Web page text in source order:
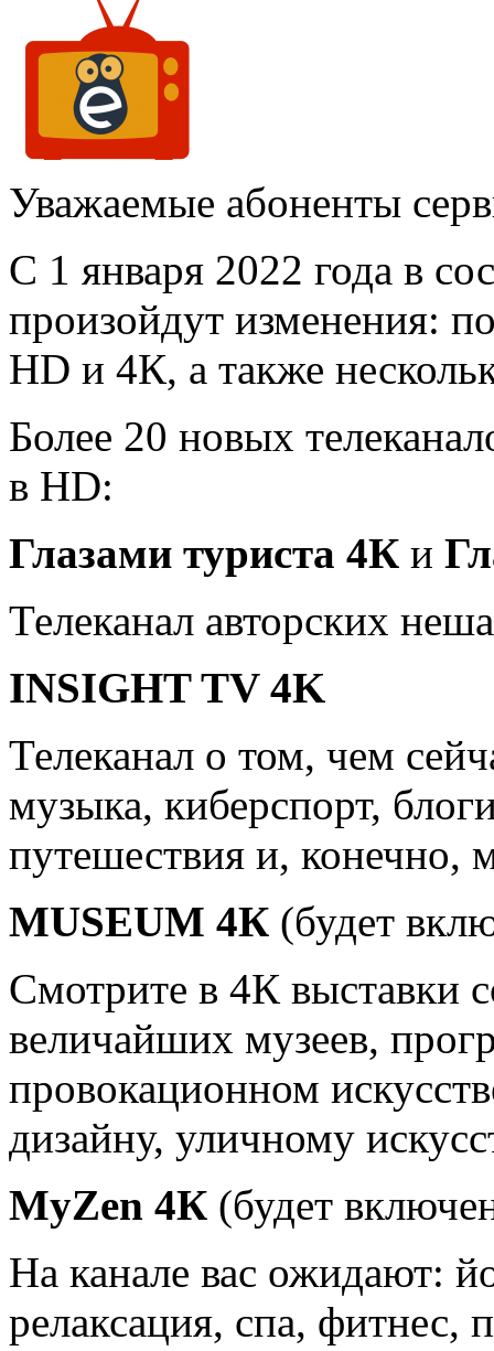
Уважаемые абоненты
С 1 января 2022 года в
произойдут изменения:
HD и 4К, а также
Более 20 новых
в HD:
Глазами туриста 4К и
Телеканал авторских
INSIGHT TV 4K
Телеканал о том, чем
музыка, киберспорт,
путешествия и, конечно,
MUSEUM 4К (будет
Смотрите в 4К выставки
величайших музеев,
провокационном
дизайну, уличному
MyZen 4К (будет
На канале вас ожидают:
релаксация, спа, фитнес,